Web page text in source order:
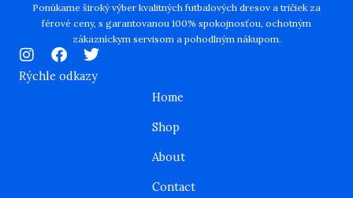
Ponúkame široký výber kvalitných futbalových dresov a tričiek za
férové ceny, s garantovanou 100% spokojnosťou, ochotným
zákazníckym servisom a pohodlným nákupom.
I
n
s
F
a
c
T
w
i
Rýchle odkazy
Home
Shop
About
Contact